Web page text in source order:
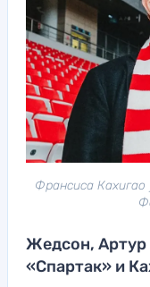
Франсиса Кахигао
Жедсон, Артур
«Спартак» и